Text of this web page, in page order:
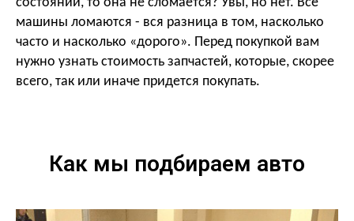
машины ломаются - вся разница в том, насколько
часто и насколько «дорого». Перед покупкой вам
нужно узнать стоимость запчастей, которые, скорее
всего, так или иначе придется покупать.
Как мы подбираем авто